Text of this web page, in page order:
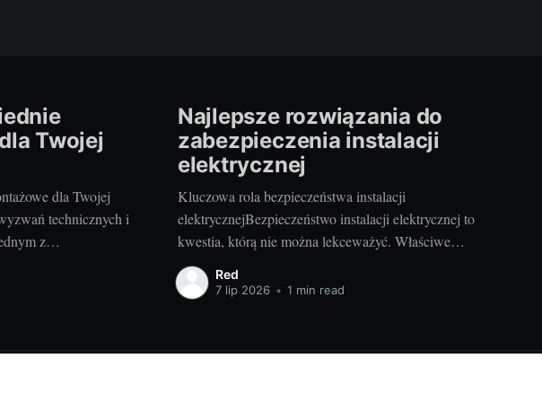
Twojej
dla Twojej
technicznych i
z
Właściwe
Najlepsze rozwiązania do
zabezpieczenia instalacji
elektrycznej
Kluczowa rola bezpieczeństwa instalacji
elektrycznejBezpieczeństwo instalacji elektrycznej to
kwestia, którą nie można lekceważyć. Właściwe
zabezpieczenie instalacji elektrycznej to nie tylko
bezpieczeństwo dla domowników, ale również troska o
która potrafią uszkodzić czy nawet zniszczyć cenne
Red
7 lip 2026 • 1 min read